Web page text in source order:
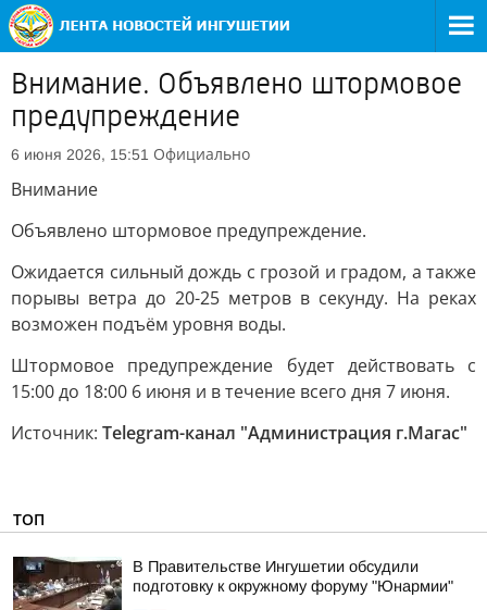
Внимание. Объявлено штормовое
предупреждение
6 июня 2026, 15:51 Официально
Внимание
Объявлено штормовое предупреждение.
Ожидается сильный дождь с грозой и градом, а также
порывы ветра до 20-25 метров в секунду. На реках
возможен подъём уровня воды.
Штормовое предупреждение будет действовать с
15:00 до 18:00 6 июня и в течение всего дня 7 июня.
Источник: Telegram-канал "Администрация г.Магас"
ТОП
В Правительстве Ингушетии обсудили
подготовку к окружному форуму "Юнармии"